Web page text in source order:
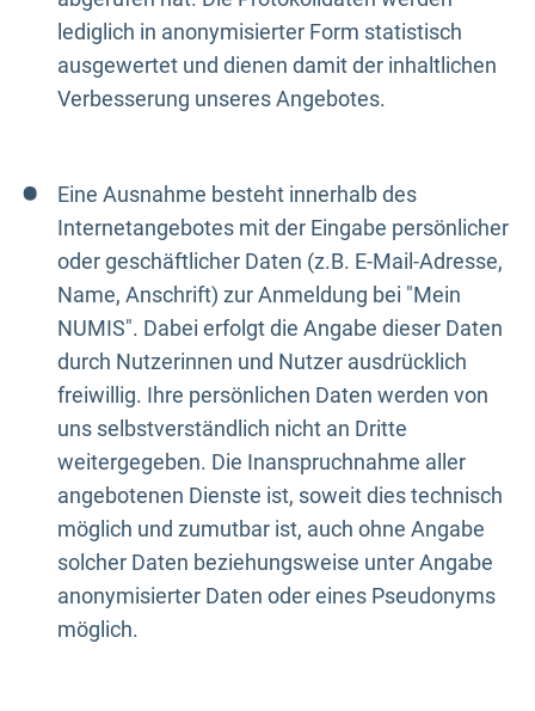
lediglich in anonymisierter Form statistisch
ausgewertet und dienen damit der inhaltlichen
Verbesserung unseres Angebotes.
Eine Ausnahme besteht innerhalb des
Internetangebotes mit der Eingabe persönlicher
oder geschäftlicher Daten (z.B. E-Mail-Adresse,
Name, Anschrift) zur Anmeldung bei "Mein
NUMIS". Dabei erfolgt die Angabe dieser Daten
durch Nutzerinnen und Nutzer ausdrücklich
freiwillig. Ihre persönlichen Daten werden von
uns selbstverständlich nicht an Dritte
weitergegeben. Die Inanspruchnahme aller
angebotenen Dienste ist, soweit dies technisch
möglich und zumutbar ist, auch ohne Angabe
solcher Daten beziehungsweise unter Angabe
anonymisierter Daten oder eines Pseudonyms
möglich.